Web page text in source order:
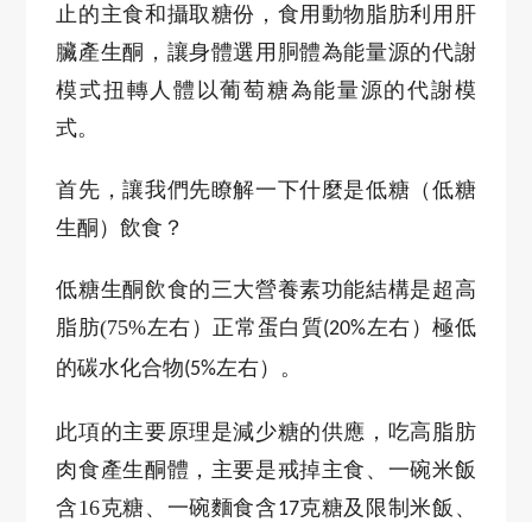
止的主食和攝取糖份，食用動物脂肪利用肝
臟產生酮，讓身體選用胴體為能量源的代謝
模式扭轉人體以葡萄糖為能量源的代謝模
式。
首先，讓我們先瞭解一下什麼是低糖（低糖
生酮）飲食？
低糖生酮飲食的三大營養素功能結構是超高
脂肪(75%左右）正常蛋白質(20%左右）極低
的碳水化合物(5%左右）。
此項的主要原理是減少糖的供應，吃高脂肪
肉食產生酮體，主要是戒掉主食、一碗米飯
含16克糖、一碗麵食含17克糖及限制米飯、